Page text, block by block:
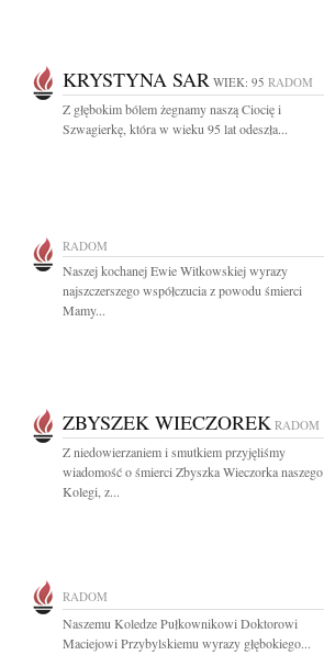
KRYSTYNA SAR WIEK: 95 RADOM
Z głębokim bólem żegnamy naszą Ciocię i
Szwagierkę, która w wieku 95 lat odeszła...
RADOM
Naszej kochanej Ewie Witkowskiej wyrazy
najszczerszego współczucia z powodu śmierci
Mamy...
ZBYSZEK WIECZOREK RADOM
Z niedowierzaniem i smutkiem przyjęliśmy
wiadomość o śmierci Zbyszka Wieczorka naszego
Kolegi, z...
RADOM
Naszemu Koledze Pułkownikowi Doktorowi
Maciejowi Przybylskiemu wyrazy głębokiego...